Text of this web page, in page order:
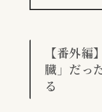
【番外
臓」だっ
る